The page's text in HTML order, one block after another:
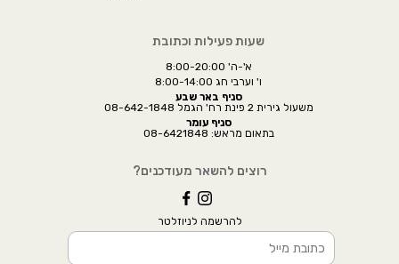
שעות פעילות וכתובת
א'-ה' 8:00-20:00
ו' וערבי חג 8:00-14:00
סניף באר שבע
משעול גירית 2 פינת רח' הגמל 08-642-1848
סניף עומר
בתאום מראש: 08-6421848
רוצים להשאר מעודכנים?
להרשמה לניוזלטר